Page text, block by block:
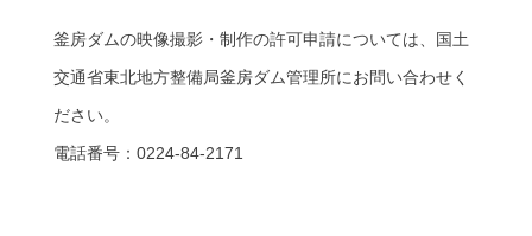
釜房ダムの映像撮影・制作の許可申請については、国土
交通省東北地方整備局釜房ダム管理所にお問い合わせく
ださい。
電話番号：0224-84-2171